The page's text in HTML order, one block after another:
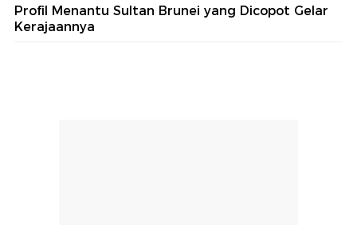
Profil Menantu Sultan Brunei yang Dicopot Gelar
Kerajaannya